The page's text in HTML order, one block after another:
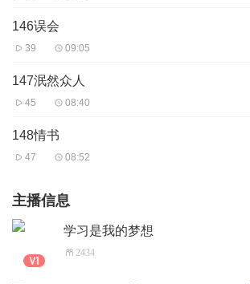
146误会
39 09:05
147泯然众人
45 08:40
148情书
47 08:52
主播信息
学习是我的梦想
2434